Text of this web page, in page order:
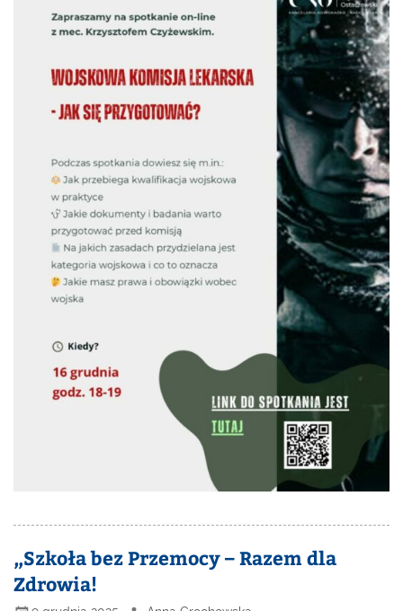
„Szkoła bez Przemocy – Razem dla
Zdrowia!